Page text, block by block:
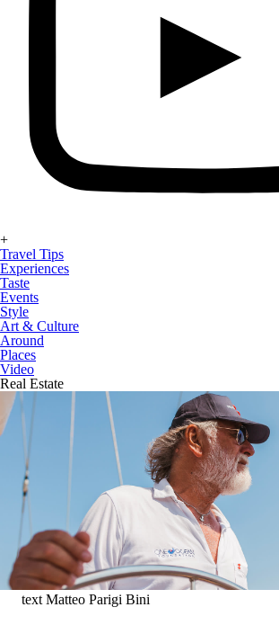
+
Travel Tips
Experiences
Taste
Events
Style
Art & Culture
Around
Places
Video
Real Estate
text Matteo Parigi Bini